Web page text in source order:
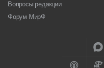
Вопросы редакции
Форум МирФ